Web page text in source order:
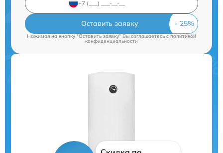
Оставить заявку
Нажимая на кнопку "Оставить заявку" Вы соглашаетесь cполитикой
конфиденциальности